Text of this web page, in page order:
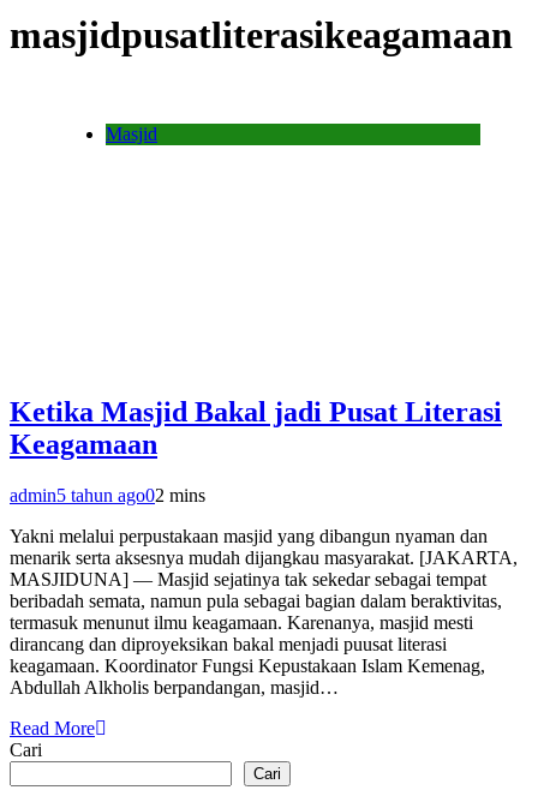
masjidpusatliterasikeagamaan
Masjid
Ketika Masjid Bakal jadi Pusat Literasi
Keagamaan
admin5 tahun ago02 mins
Yakni melalui perpustakaan masjid yang dibangun nyaman dan
menarik serta aksesnya mudah dijangkau masyarakat. [JAKARTA,
MASJIDUNA] — Masjid sejatinya tak sekedar sebagai tempat
beribadah semata, namun pula sebagai bagian dalam beraktivitas,
termasuk menunut ilmu keagamaan. Karenanya, masjid mesti
dirancang dan diproyeksikan bakal menjadi puusat literasi
keagamaan. Koordinator Fungsi Kepustakaan Islam Kemenag,
Abdullah Alkholis berpandangan, masjid…
Read More
Cari
Cari